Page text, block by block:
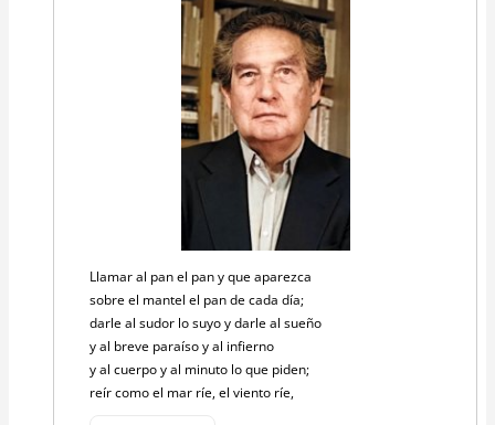
Llamar al pan el pan y que aparezca
sobre el mantel el pan de cada día;
darle al sudor lo suyo y darle al sueño
y al breve paraíso y al infierno
y al cuerpo y al minuto lo que piden;
reír como el mar ríe, el viento ríe,